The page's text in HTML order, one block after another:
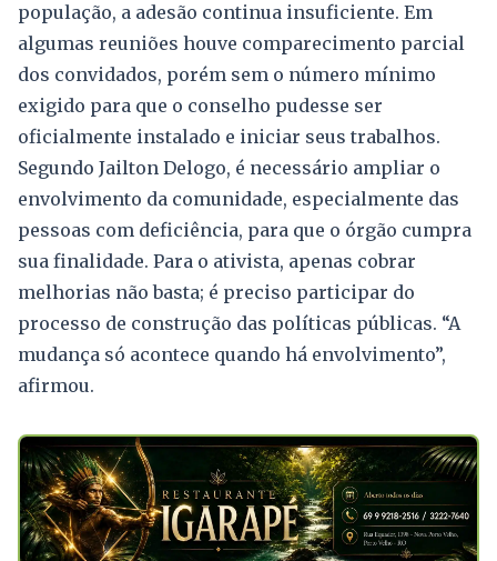
população, a adesão continua insuficiente. Em
algumas reuniões houve comparecimento parcial
dos convidados, porém sem o número mínimo
exigido para que o conselho pudesse ser
oficialmente instalado e iniciar seus trabalhos.
Segundo Jailton Delogo, é necessário ampliar o
envolvimento da comunidade, especialmente das
pessoas com deficiência, para que o órgão cumpra
sua finalidade. Para o ativista, apenas cobrar
melhorias não basta; é preciso participar do
processo de construção das políticas públicas. “A
mudança só acontece quando há envolvimento”,
afirmou.